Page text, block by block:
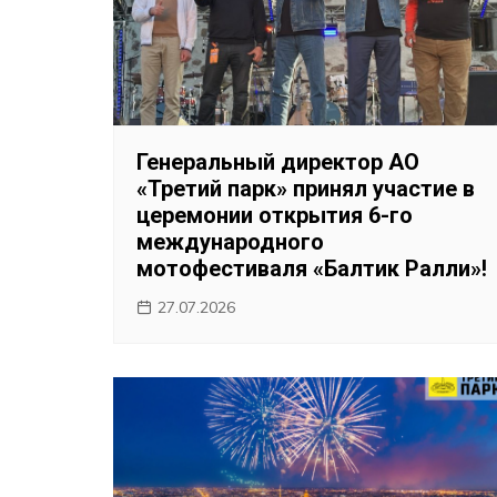
Генеральный директор АО
«Третий парк» принял участие в
церемонии открытия 6-го
международного
мотофестиваля «Балтик Ралли»!
27.07.2026